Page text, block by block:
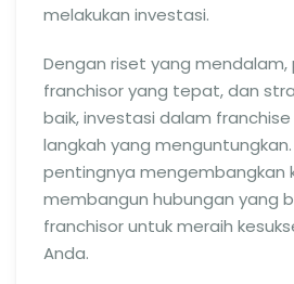
melakukan investasi.
Dengan riset yang mendalam,
franchisor yang tepat, dan
baik, investasi dalam
langkah yang
pentingnya mengembangkan
membangun hubungan yang
franchisor untuk meraih
Anda.